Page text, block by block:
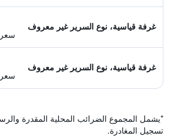
غرفة قياسية، نوع السرير غير معروف
سعر
غرفة قياسية، نوع السرير غير معروف
سعر
*يشمل المجموع الضرائب المحلية المقدرة
تسجيل المغادرة.